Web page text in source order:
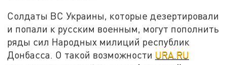
Солдаты ВС Украины, которые дезертировали
и попали к русским военным, могут пополнить
ряды сил Народных милиций республик
Донбасса. О такой возможности URA.RU